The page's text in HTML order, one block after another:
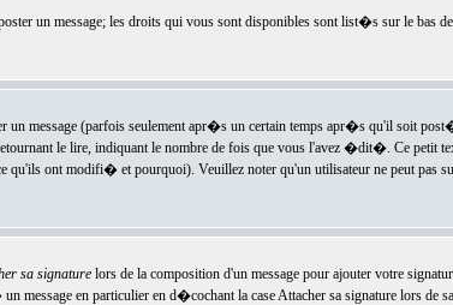
un message; les droits qui vous sont disponibles sont list�s sur le bas
message (parfois seulement apr�s un certain temps apr�s qu'il soit
le lire, indiquant le nombre de fois que vous l'avez �dit�. Ce petit
ont modifi� et pourquoi). Veuillez noter qu'un utilisateur ne peut pas
sa signaturelors de la composition d'un message pour ajouter votre
en particulier en d�cochant la case Attacher sa signature lors de